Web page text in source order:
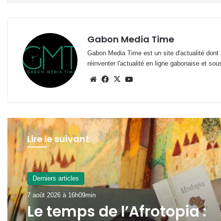
Gabon Media Time
Gabon Media Time est un site d'actualité
réinventer l'actualité en ligne gabonaise et
WebsiteFacebook
X
Lire le suivant
Derniers articles
7 août 2026 à 13h16min
Gabon : la SOGADA